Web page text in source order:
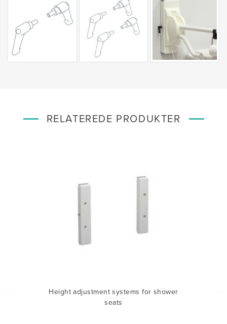
RELATEREDE PRODUKTER
Height adjustment systems for shower
seats